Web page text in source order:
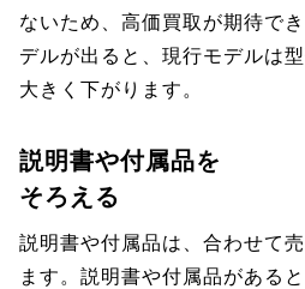
ないため、高価買取が期待で
デルが出ると、現行モデルは
大きく下がります。
説明書や付属品を
そろえる
説明書や付属品は、合わせて
ます。説明書や付属品がある